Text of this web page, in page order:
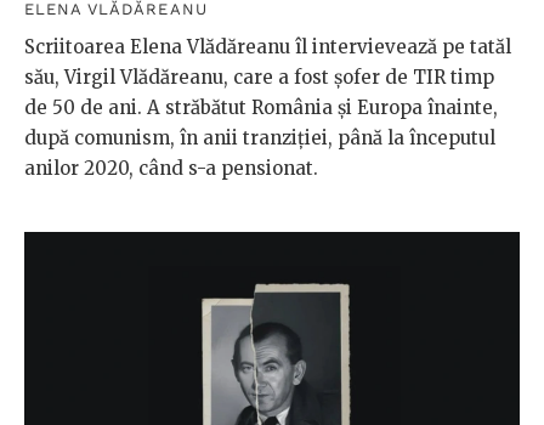
ELENA VLĂDĂREANU
Scriitoarea Elena Vlădăreanu îl intervievează pe tatăl
său, Virgil Vlădăreanu, care a fost șofer de TIR timp
de 50 de ani. A străbătut România și Europa înainte,
după comunism, în anii tranziției, până la începutul
anilor 2020, când s-a pensionat.